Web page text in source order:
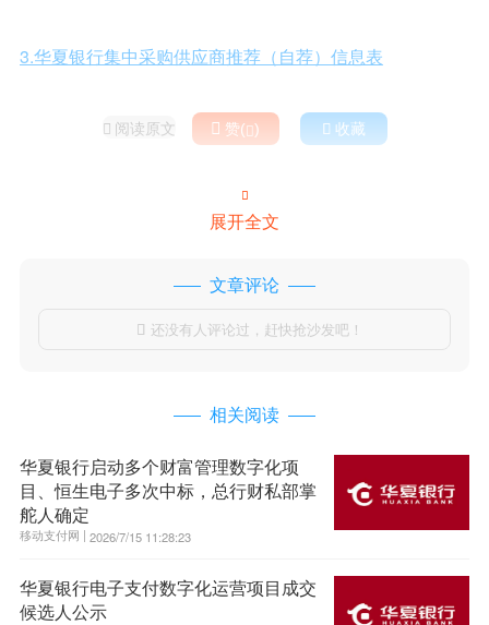
3.华夏银行集中采购供应商推荐（自荐）信息表
 阅读原文  赞()  收藏

展开全文
文章评论
 还没有人评论过，赶快抢沙发吧！
相关阅读
华夏银行启动多个财富管理数字化项
目、恒生电子多次中标，总行财私部掌
舵人确定
移动支付网 | 2026/7/15 11:28:23
华夏银行电子支付数字化运营项目成交
候选人公示